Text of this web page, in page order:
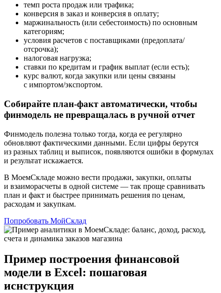
темп роста продаж или трафика;
конверсия в заказ и конверсия в оплату;
маржинальность (или себестоимость) по основным
категориям;
условия расчетов с поставщиками (предоплата/
отсрочка);
налоговая нагрузка;
ставки по кредитам и график выплат (если есть);
курс валют, когда закупки или цены связаны
с импортом/экспортом.
Собирайте план-факт автоматически, чтобы
финмодель не превращалась в ручной отчет
Финмодель полезна только тогда, когда ее регулярно
обновляют фактическими данными. Если цифры берутся
из разных таблиц и выписок, появляются ошибки в формулах
и результат искажается.
В МоемСкладе можно вести продажи, закупки, оплаты
и взаиморасчеты в одной системе — так проще сравнивать
план и факт и быстрее принимать решения по ценам,
расходам и закупкам.
Попробовать МойСклад
Пример построения финансовой
модели в Excel: пошаговая
иснструкция